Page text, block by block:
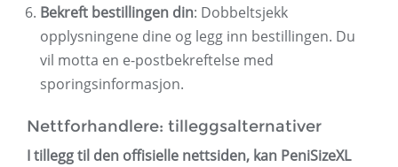
Bekreft bestillingen din: Dobbeltsjekk
opplysningene dine og legg inn bestillingen. Du
vil motta en e-postbekreftelse med
sporingsinformasjon.
Nettforhandlere: tilleggsalternativer
I tillegg til den offisielle nettsiden, kan PeniSizeXL